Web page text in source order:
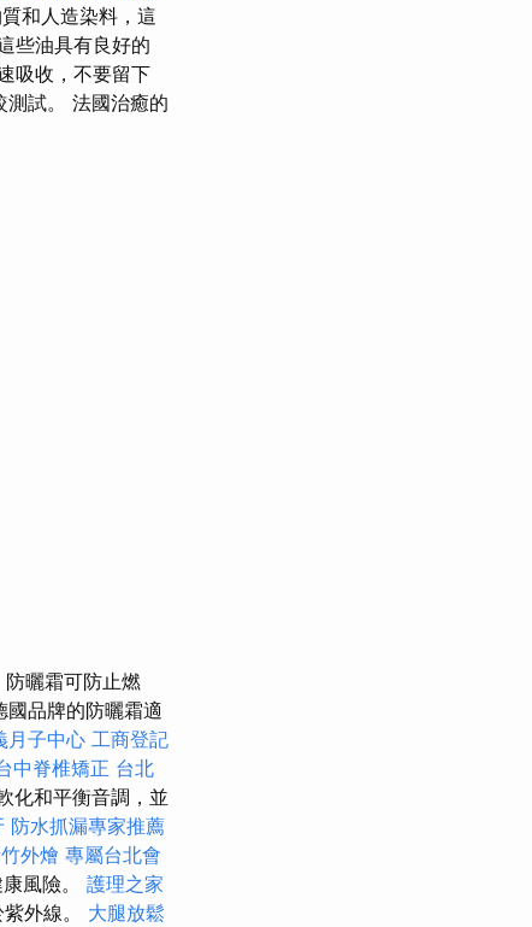
和人造染料，這
些油具有良好的
吸收，不要留下
測試。 法國治癒的
防曬霜可防止燃
國品牌的防曬霜適
月子中心 工商登記
中脊椎矯正 台北
化和平衡音調，並
防水抓漏專家推薦
外燴 專屬台北會
風險。 護理之家
外線。 大腿放鬆